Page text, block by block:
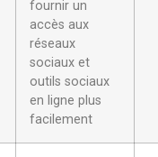
fournir un
accès aux
réseaux
sociaux et
outils sociaux
en ligne plus
facilement